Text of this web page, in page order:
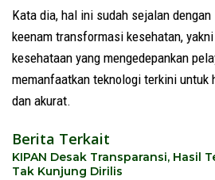
Kata dia, hal ini sudah sejalan
keenam transformasi kesehatan,
kesehataan yang mengedepankan
memanfaatkan teknologi terkini untuk
dan akurat.
Berita Terkait
KIPAN Desak Transparansi, Hasil
Tak Kunjung Dirilis